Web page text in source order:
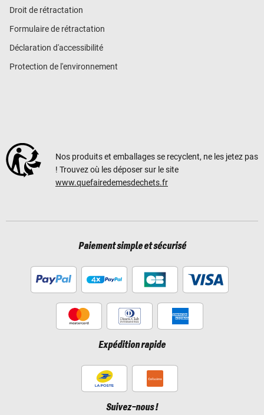
Droit de rétractation
Formulaire de rétractation
Déclaration d'accessibilité
Protection de l'environnement
Nos produits et emballages se recyclent, ne les jetez pas
! Trouvez où les déposer sur le site
www.quefairedemesdechets.fr
Paiement simple et sécurisé
Expédition rapide
Suivez-nous !